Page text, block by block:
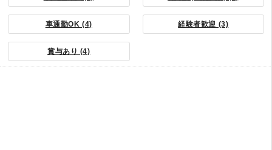
車通勤OK (4) 経験者歓迎 (3)
賞与あり (4)